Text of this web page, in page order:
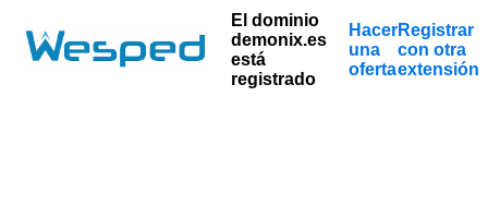
El dominio
demonix.es
está
registrado
Hacer
una
oferta
Registrar
con otra
extensión